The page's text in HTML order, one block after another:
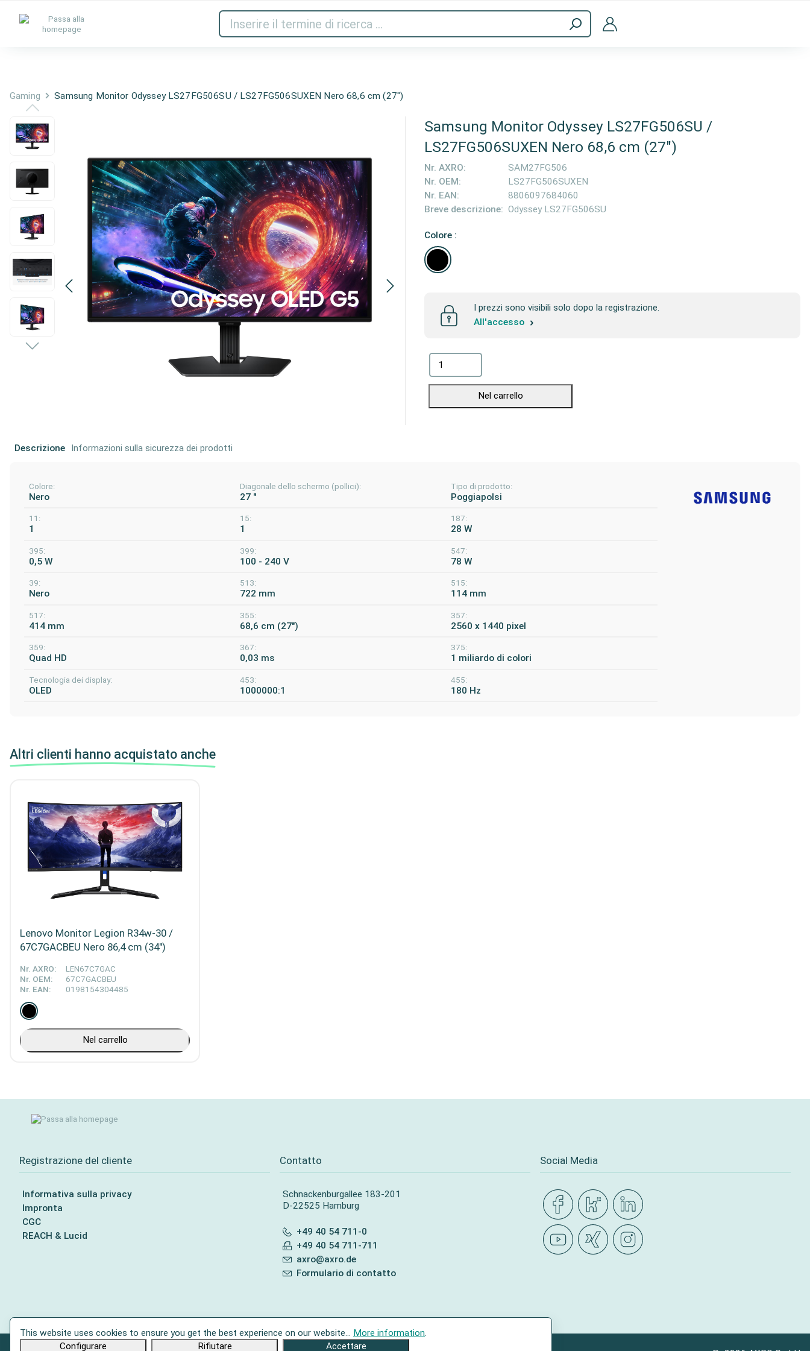
Inchiostri e toner Rete Audio e video Stampanti e scanner Accessori per computer
Gaming Samsung Monitor Odyssey LS27FG506SU / LS27FG506SUXEN Nero 68,6 cm (27")
Samsung Monitor Odyssey LS27FG506SU /
LS27FG506SUXEN Nero 68,6 cm (27")
Nr. AXRO:
SAM27FG506
Nr. OEM:
LS27FG506SUXEN
Nr. EAN:
8806097684060
Breve descrizione: Odyssey LS27FG506SU
Colore :
I prezzi sono visibili solo dopo la registrazione.
All'accesso
Nel carrello
Descrizione Informazioni sulla sicurezza dei prodotti
Colore:
Nero
Diagonale dello schermo (pollici):
27 "
Tipo di prodotto:
Poggiapolsi
11:
1
15:
1
187:
28 W
395:
0,5 W
399:
100 - 240 V
547:
78 W
39:
Nero
513:
722 mm
515:
114 mm
517:
414 mm
355:
68,6 cm (27")
357:
2560 x 1440 pixel
359:
Quad HD
367:
0,03 ms
375:
1 miliardo di colori
Tecnologia dei display:
OLED
453:
1000000:1
455:
180 Hz
Altri clienti hanno acquistato anche
Lenovo Monitor Legion R34w-30 /
67C7GACBEU Nero 86,4 cm (34")
Nr. AXRO:
LEN67C7GAC
Nr. OEM:
67C7GACBEU
Nr. EAN:
0198154304485
Nel carrello
Registrazione del cliente
Informativa sulla privacy
Impronta
CGC
REACH & Lucid
Contatto
Schnackenburgallee 183-201
D-22525 Hamburg
+49 40 54 711-0
+49 40 54 711-711
axro@axro.de
Formulario di contatto
Social Media
This website uses cookies to ensure you get the best experience on our website... More information.
Configurare
Rifiutare Accettare